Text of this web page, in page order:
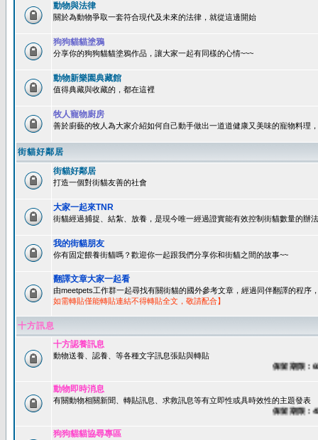
動物與法律
關於為動物爭取一套符合現代及未來的法律，就從這邊開始
狗狗貓貓塗鴉
分享你的狗狗貓貓塗鴉作品，讓大家一起有同樣的心情~~~
動物新樂園典藏館
值得典藏與收藏的，都在這裡
牧人寵物廚房
善於廚藝的牧人為大家介紹如何自己動手做出一道道健康又美味的寵物料理
街貓好鄰居
街貓好鄰居
打造一個對街貓友善的社會
大家一起來TNR
街貓經過捕捉、結紮、放養，是現今唯一經過證實能有效控制街貓數量的辦
我的街貓朋友
你有固定餵養街貓嗎？歡迎你一起跟我們分享你和街貓之間的故事~~
翻譯文章大家一起看
由meetpets工作群一起尋找有關街貓的國外參考文章，經過同伴翻譯的程序
如需轉貼僅能轉貼連結不得轉貼全文，敬請配合】
十方訊息
十方認養訊息
動物送養、認養、等各種文字訊息張貼與轉貼
保留期限：60天
動物即時消息
有關動物相關新聞、轉貼訊息、求救訊息等有立即性或具時效性的主題發表
保留期限：45天
狗狗貓貓協尋專區